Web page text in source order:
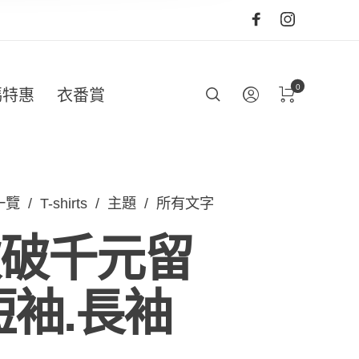
惠 衣番賞 0
覽 / T-shirts / 主題 / 所有文字
千元留
袖.長袖